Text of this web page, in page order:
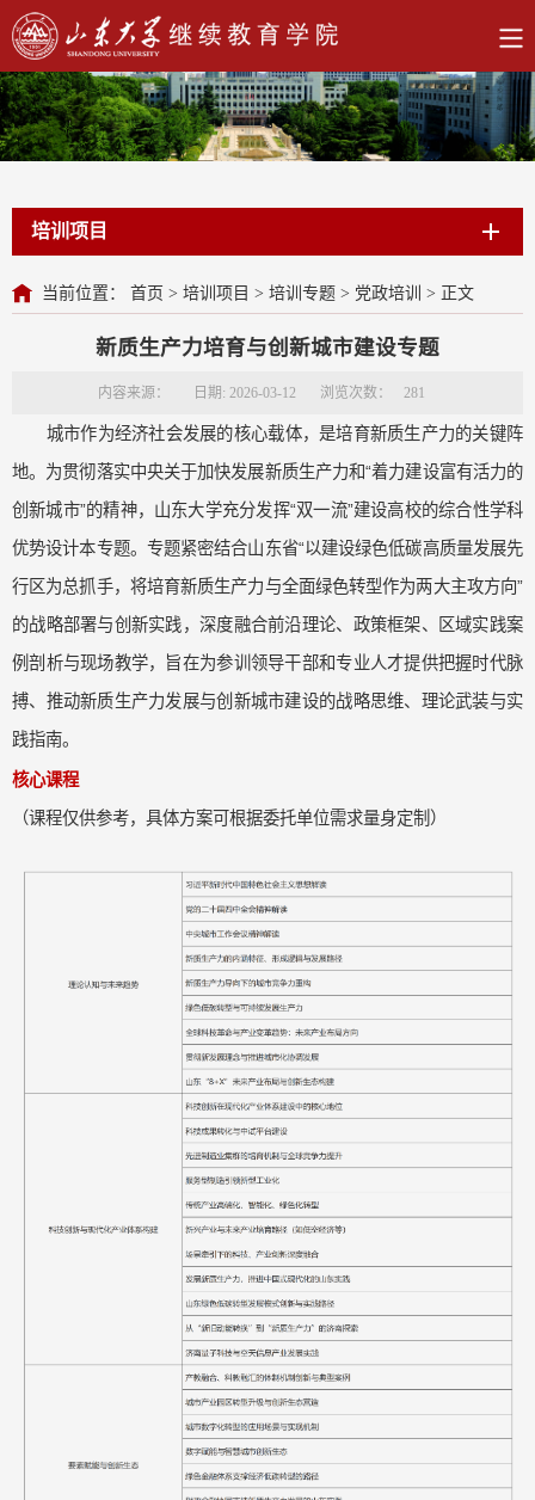
培训项目
当前位置： 首页 > 培训项目 > 培训专题 > 党政培训 > 正文
新质生产力培育与创新城市建设专题
内容来源： 日期: 2026-03-12 浏览次数： 281
城市作为经济社会发展的核心载体，是培育新质生产力的关键阵
地。为贯彻落实中央关于加快发展新质生产力和“着力建设富有活力的
创新城市”的精神，山东大学充分发挥“双一流”建设高校的综合性学科
优势设计本专题。 专题紧密结合山东省“以建设绿色低碳高质量发展先
行区为总抓手，将培育新质生产力与全面绿色转型作为两大主攻方向”
的战略部署与创新实践，深度融合前沿理论、政策框架、区域实践案
例剖析与现场教学，旨在为参训领导干部和专业人才提供把握时代脉
搏、推动新质生产力发展与创新城市建设的战略思维、理论武装与实
践指南。
核心课程
（课程仅供参考，具体方案可根据委托单位需求量身定制）